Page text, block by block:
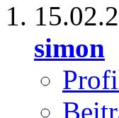
simon